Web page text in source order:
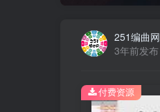
251编曲网
3年前发布
付费资源